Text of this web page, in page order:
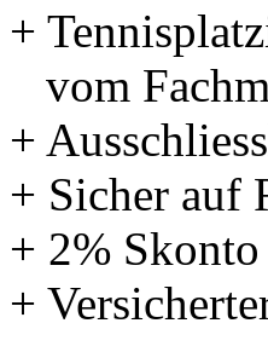
+
vom
+
+ Sicher auf
+ 2%
+